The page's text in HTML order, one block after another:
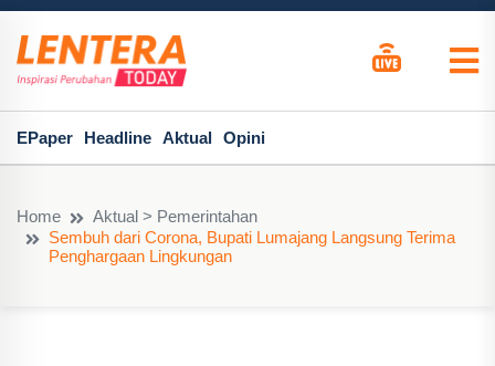
EPaper Headline Aktual Opini
Home
Aktual > Pemerintahan
Sembuh dari Corona, Bupati Lumajang Langsung Terima
Penghargaan Lingkungan